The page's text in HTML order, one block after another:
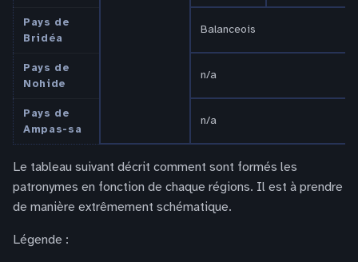
Pays de
Bridéa
Balanceois
Pays de
Nohide
n/a
Pays de
Ampas-sa
n/a
Le tableau suivant décrit comment sont formés les
patronymes en fonction de chaque régions. Il est à prendre
de manière extrêmement schématique.
Légende :